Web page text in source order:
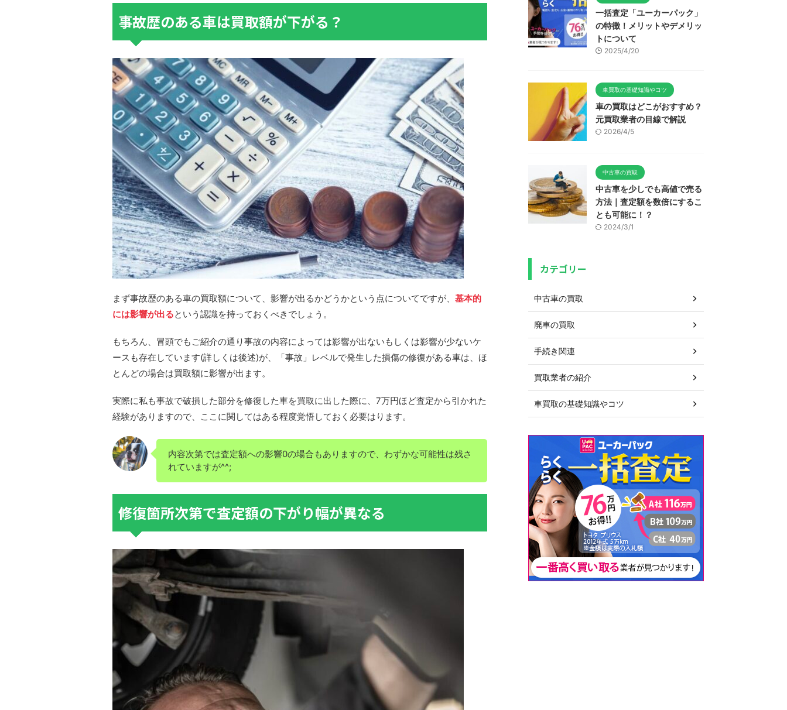
事故歴のある車は買取額が下がる？
まず事故歴のある車の買取額について、影響が出るかどうかという点についてですが、 基本的
には影響が出るという認識を持っておくべきでしょう。
もちろん、冒頭でもご紹介の通り事故の内容によっては影響が出ないもしくは影響が少ないケ
ースも存在しています(詳しくは後述)が、「事故」レベルで発生した損傷の修復がある車は、ほ
とんどの場合は買取額に影響が出ます。
実際に私も事故で破損した部分を修復した車を買取に出した際に、7万円ほど査定から引かれた
経験がありますので、ここに関してはある程度覚悟しておく必要はります。
内容次第では査定額への影響0の場合もありますので、わずかな可能性は残さ
れていますが^^;
修復箇所次第で査定額の下がり幅が異なる
一括査定「ユーカーパック」
の特徴！メリットやデメリッ
トについて
2025/4/20
車買取の基礎知識やコツ
車の買取はどこがおすすめ？
元買取業者の目線で解説
2026/4/5
中古車の買取
中古車を少しでも高値で売る
方法｜査定額を数倍にするこ
とも可能に！？
2024/3/1
カテゴリー
中古車の買取
廃車の買取
手続き関連
買取業者の紹介
車買取の基礎知識やコツ